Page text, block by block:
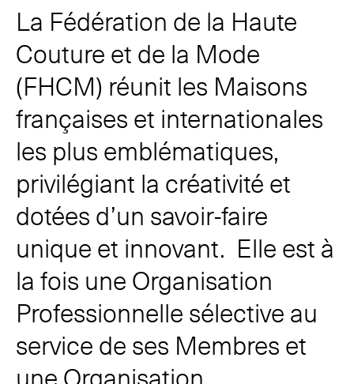
La Fédération de la Haute
Couture et de la Mode
(FHCM) réunit les Maisons
françaises et internationales
les plus emblématiques,
privilégiant la créativité et
dotées d’un savoir-faire
unique et innovant. Elle est à
la fois une Organisation
Professionnelle sélective au
service de ses Membres et
une Organisation
Les Maisons de Haute Joaillerie
Prochaines saisons et précédentes éditions